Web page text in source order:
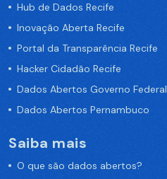
Hub de Dados Recife
Inovação Aberta Recife
Portal da Transparência Recife
Hacker Cidadão Recife
Dados Abertos Governo Federal
Dados Abertos Pernambuco
Saiba mais
O que são dados abertos?